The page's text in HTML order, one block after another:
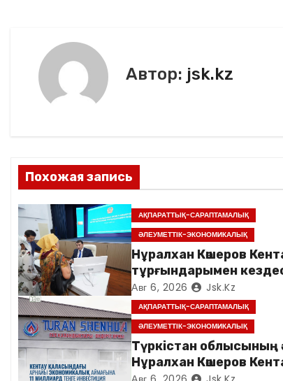
k
и
я
п
о
з
а
п
Автор: jsk.kz
Похожая запись
АҚПАРАТТЫҚ-САРАПТАМАЛЫҚ
ӘЛЕУМЕТТІК-ЭКОНОМИКАЛЫҚ
Нұралхан Көшеров
тұрғындарымен
Авг 6, 2026 Jsk.kz
АҚПАРАТТЫҚ-САРАПТАМАЛЫҚ
ӘЛЕУМЕТТІК-ЭКОНОМИКАЛЫҚ
Түркістан облысының
Нұралхан Көшеров